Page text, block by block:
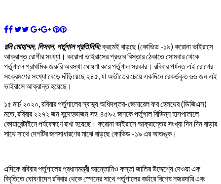
রনি মোহাম্মদ, লিসবন, পর্তুগাল প্রতিনিধি:ক্রমেই বাড়ছে (কোভিড -১৯) করোনা ভাইরাসে
আক্রান্ত রোগীর সংখ্যা। করোনা ভাইরাসের প্রভাব বিস্তার ঠেকাতে সোমবার থেকে
পর্তুগালে প্রাথমিক জরুরি অবস্থা ঘোষণা করে পর্তুগাল সরকার। রবিবার পর্যন্ত এই রোগের
সংক্রমণের সংখ্যা বেড়ে দাঁড়িয়েছে ২৪৫, যা অতীতের চেয়ে একদিনে রেকর্ডকৃত ৬৬ জন এই
ভাইরাসে আক্রান্ত হয়েছে।
১৫ মার্চ ২০২০, রবিবার পর্তুগালের স্বাস্থ্য অধিদপ্তর-জেনারেল ফর হেলথের (ডিজিএস)
মতে, রবিবার ২২৭২ জন সন্দেহভাজন সহ ৪৫৯২ জনকে পর্তুগাল বিভিন্ন হাসপাতালে
কোয়ারেন্টাইনে পর্যবেক্ষণে রাখা হয়েছে। করোনা ভাইরাসে আক্রান্তের সংখ্যা দিন দিন বাড়ার
সাথে সাথে দেশটির জনসাধারণের মাঝে বাড়ছে কোভিড -১৯ এর আতঙ্ক।
এদিকে রবিবার পর্তুগালের প্রধানমন্ত্রী আন্তোনিও কস্তা জাতির উদ্দেশ্যে দেওয়া এক
বিবৃতিতে ঘোষণাদেন রবিবার থেকে স্পেনের সাথে পর্তুগালের বর্ডারে বিশেষ নজরদারি এবং